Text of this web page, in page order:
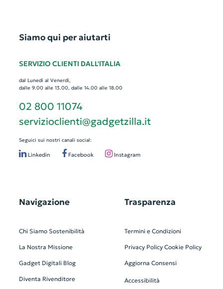
Siamo qui per aiutarti
SERVIZIO CLIENTI DALL'ITALIA
dal Lunedì al Venerdì,
dalle 9.00 alle 13.00, dalle 14.00 alle 18.00
02 800 11074
servizioclienti@gadgetzilla.it
Seguici sui nostri canali social:
Linkedin Facebook Instagram
Navigazione
Chi Siamo Sostenibilità
La Nostra Missione
Gadget Digitali Blog
Diventa Rivenditore
Trasparenza
Termini e Condizioni
Privacy Policy Cookie Policy
Aggiorna Consensi
Accessibilità